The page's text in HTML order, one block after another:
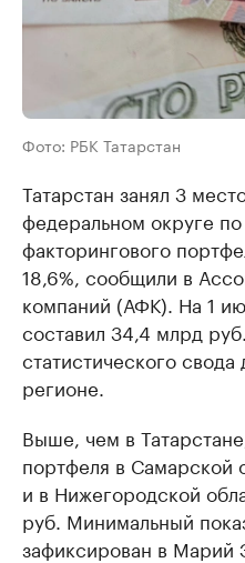
Фото: РБК Татарстан
Татарстан занял 3
федеральном округе
факторингового
18,6%, сообщили в
компаний (АФК). На 1
составил 34,4 млрд
статистического
регионе.
Выше, чем в
портфеля в Самарской
и в Нижегородской
руб. Минимальный
зафиксирован в Марий